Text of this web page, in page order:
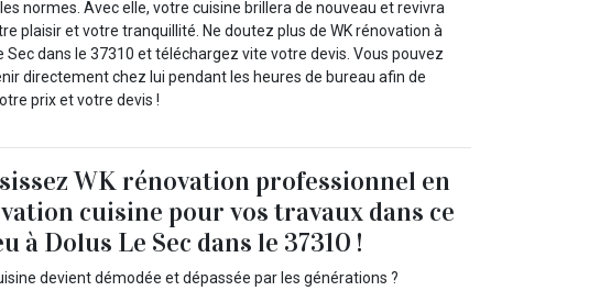
normes. Avec elle, votre cuisine brillera de nouveau et revivra
plaisir et votre tranquillité. Ne doutez plus de WK rénovation à
Sec dans le 37310 et téléchargez vite votre devis. Vous pouvez
directement chez lui pendant les heures de bureau afin de
prix et votre devis !
WK rénovation professionnel en
cuisine pour vos travaux dans ce
à Dolus Le Sec dans le 37310 !
devient démodée et dépassée par les générations ?